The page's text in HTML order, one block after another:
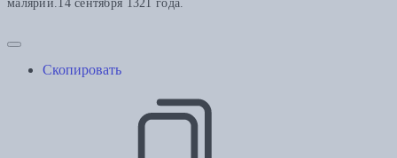
малярии.14 сентября 1321 года.
Скопировать